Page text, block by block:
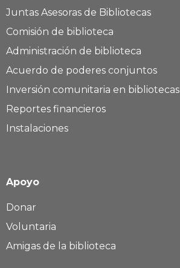
Juntas Asesoras de Bibliotecas
Comisión de biblioteca
Administración de biblioteca
Acuerdo de poderes conjuntos
Inversión comunitaria en bibliotecas
Reportes financieros
Instalaciones
Apoyo
Donar
Voluntaria
Amigas de la biblioteca